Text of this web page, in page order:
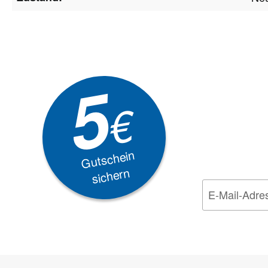
5€
Gutschein
sichern